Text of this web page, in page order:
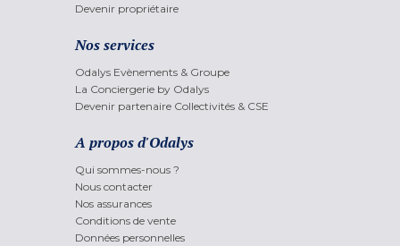
Devenir propriétaire
Nos services
Odalys Evènements & Groupe
La Conciergerie by Odalys
Devenir partenaire Collectivités & CSE
A propos d'Odalys
Qui sommes-nous ?
Nous contacter
Nos assurances
Conditions de vente
Données personnelles